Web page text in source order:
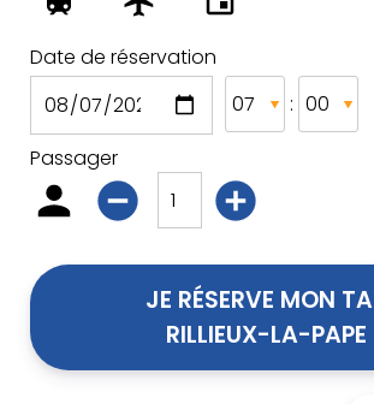
Date de réservation
:
Passager
JE RÉSERVE MON